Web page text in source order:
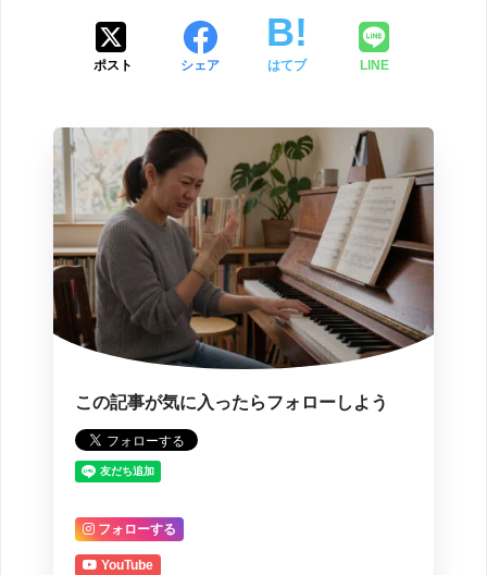
ポスト シェア はてブ LINE
この記事が気に入ったらフォローしよう
フォローする
YouTube